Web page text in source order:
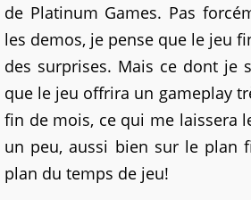
de Platinum Games. Pas
les demos, je pense que le jeu
des surprises. Mais ce dont je
que le jeu offrira un gameplay
fin de mois, ce qui me laissera
un peu, aussi bien sur le plan
plan du temps de jeu!